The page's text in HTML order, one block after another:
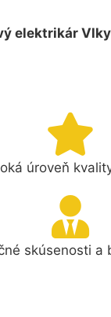
elektrikár Vlky
úroveň
skúsenosti a